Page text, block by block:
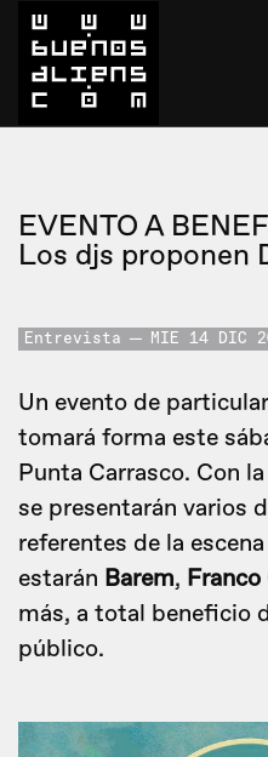
EVENTO A
Los djs proponen
Entrevista MIE 14 DIC
Un evento de
tomará forma este
Punta Carrasco. Con
se presentarán varios
referentes de la
estarán Barem,
más, a total beneficio
público.